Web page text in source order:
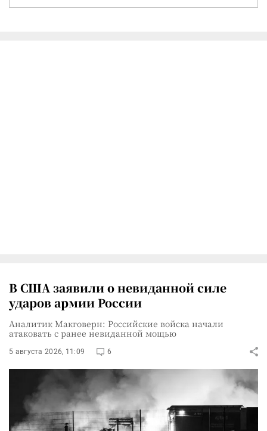
В США заявили о невиданной силе
ударов армии России
Аналитик Макговерн: Российские войска начали
атаковать с ранее невиданной мощью
5 августа 2026, 11:09 6